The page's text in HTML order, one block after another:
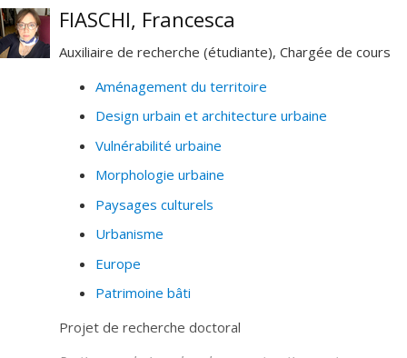
rôle des gouvernements et municipalités, ces
dernières étant au cœur de la gestion locale des zones
FIASCHI, Francesca
Auxiliaire de recherche (étudiante), Chargée de cours
Aménagement du territoire
Design urbain et architecture urbaine
Vulnérabilité urbaine
Morphologie urbaine
Paysages culturels
Urbanisme
Europe
Patrimoine bâti
Projet de recherche doctoral